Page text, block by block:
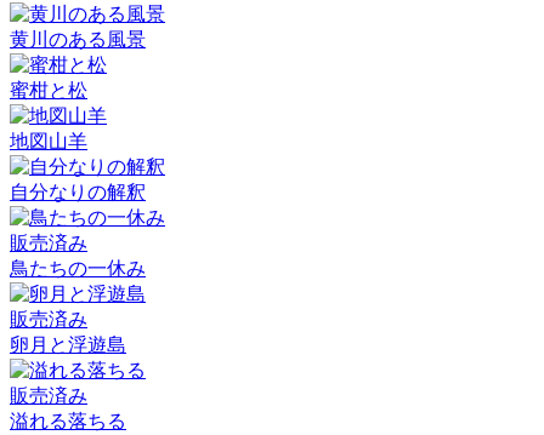
黄川のある風景
蜜柑と松
地図山羊
自分なりの解釈
販売済み
鳥たちの一休み
販売済み
卵月と浮遊島
販売済み
溢れる落ちる